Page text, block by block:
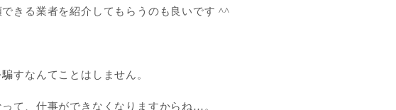
きる業者を紹介してもらうのも良いです ^^
すなんてことはしません。
て、仕事ができなくなりますからね…。